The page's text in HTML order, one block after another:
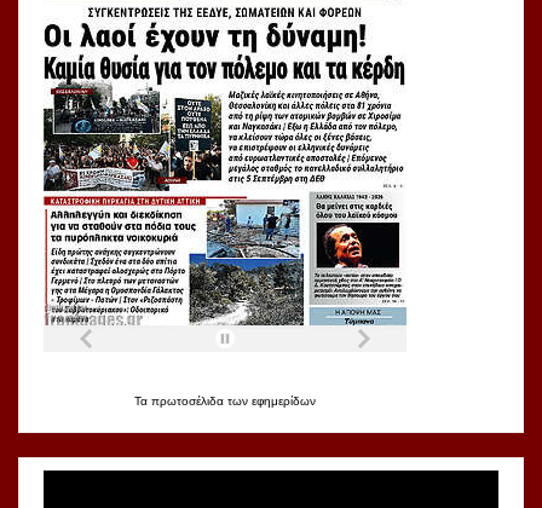
Τα πρωτοσέλιδα των εφημερίδων